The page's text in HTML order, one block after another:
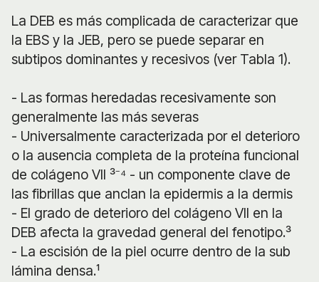
La DEB es más complicada de caracterizar que
la EBS y la JEB, pero se puede separar en
subtipos dominantes y recesivos (ver Tabla 1).
- Las formas heredadas recesivamente son
generalmente las más severas
- Universalmente caracterizada por el deterioro
o la ausencia completa de la proteína funcional
de colágeno VII ³⁻⁴ - un componente clave de
las fibrillas que anclan la epidermis a la dermis
- El grado de deterioro del colágeno VII en la
DEB afecta la gravedad general del fenotipo.³
- La escisión de la piel ocurre dentro de la sub
lámina densa.¹